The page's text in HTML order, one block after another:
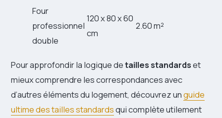
Four
professionnel
double
120 x 80 x 60
cm
2.60 m²
Pour approfondir la logique detailles standardset
mieux comprendre les correspondances avec
d’autres éléments du logement, découvrez unguide
ultime des tailles standardsqui complète utilement